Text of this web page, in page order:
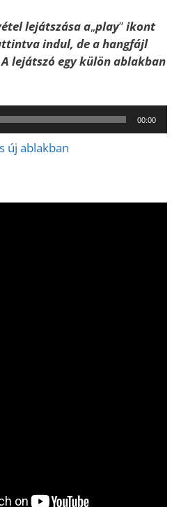
lejátszása a„play”ikont
indul, de a hangfájl
lejátszó egy külön ablakban
00:00
új ablakban